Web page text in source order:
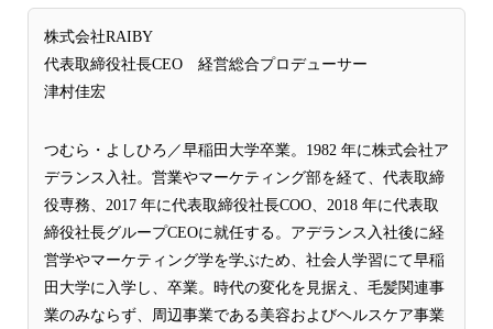
株式会社RAIBY
代表取締役社長CEO 経営総合プロデューサー
津村佳宏
つむら・よしひろ／早稲田大学卒業。1982 年に株式会社ア
デランス入社。営業やマーケティング部を経て、代表取締
役専務、2017 年に代表取締役社長COO、2018 年に代表取
締役社長グループCEOに就任する。アデランス入社後に経
営学やマーケティング学を学ぶため、社会人学習にて早稲
田大学に入学し、卒業。時代の変化を見据え、毛髪関連事
業のみならず、周辺事業である美容およびヘルスケア事業